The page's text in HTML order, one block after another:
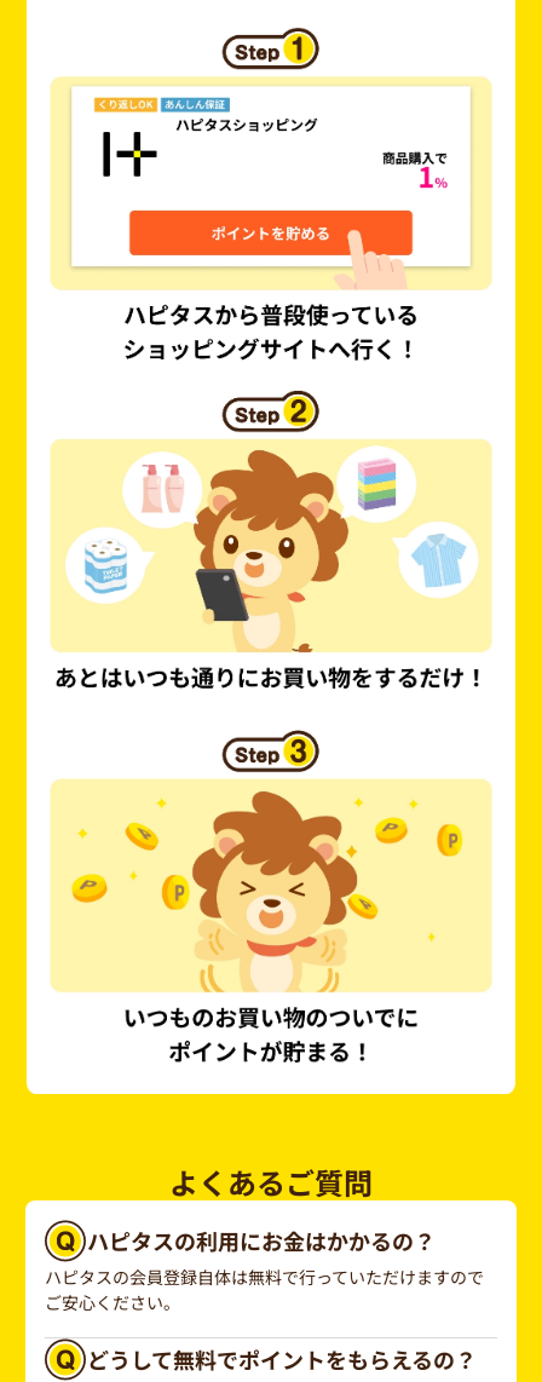
よくあるご質問
ハピタスの利用にお金はかかるの？
ハピタスの会員登録自体は無料で行っていただけますので
ご安心ください。
どうして無料でポイントをもらえるの？